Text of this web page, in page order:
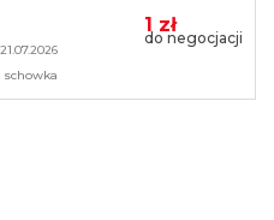
1 zł
do negocjacji
schowka